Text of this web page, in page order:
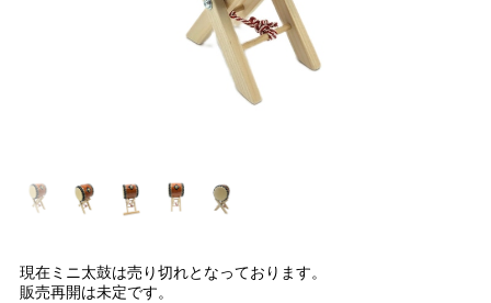
現在ミニ太鼓は売り切れとなっております。
販売再開は未定です。